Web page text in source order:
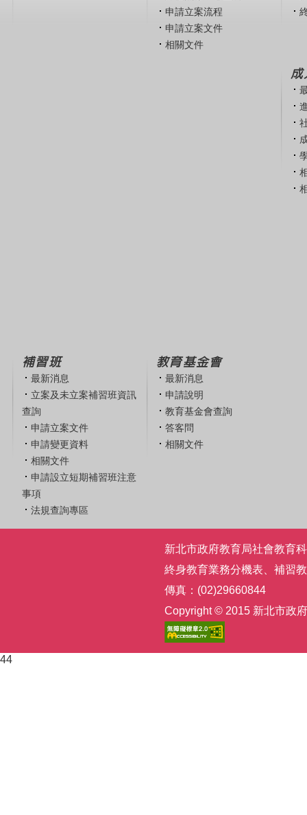
申請立案流程
申請立案文件
相關文件
補習班
最新消息
立案及未立案補習班資訊
查詢
申請立案文件
申請變更資料
相關文件
申請設立短期補習班注意
事項
法規查詢專區
教育基金會
最新消息
申請說明
教育基金會查詢
答客問
相關文件
新北市政府教育局社會教育
終身教育業務分機表
補習
傳真：(02)29660844
Copyright © 2015 新北市政
44